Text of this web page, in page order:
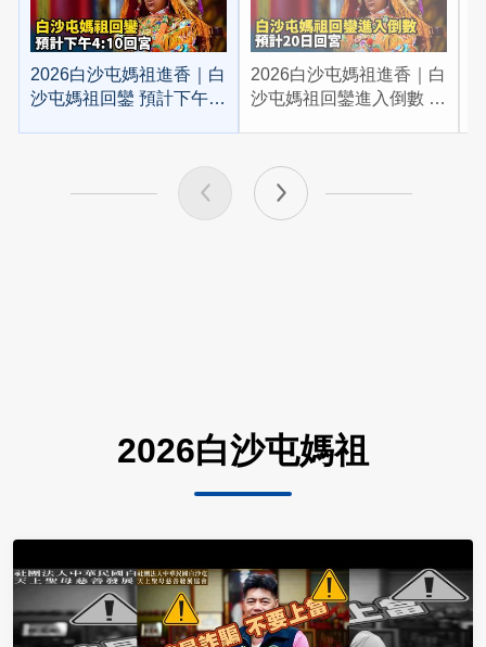
2026白沙屯媽祖進香｜白
沙屯媽祖回鑾 預計下午
2026白沙屯媽祖進香｜白
沙屯媽祖回鑾進入倒數 預
2026白沙屯媽祖